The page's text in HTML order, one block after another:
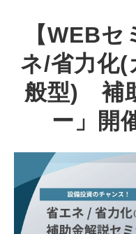
【WEB
ネ/省力化(
般型)​　補
ー​」開